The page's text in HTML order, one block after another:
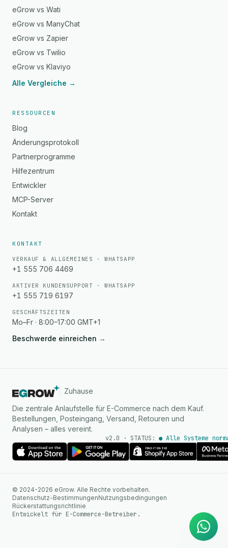
eGrow vs Wati
eGrow vs ManyChat
eGrow vs Zapier
eGrow vs Twilio
eGrow vs Klaviyo
Alle Vergleiche →
RESSOURCEN
Blog
Änderungsprotokoll
Partnerprogramme
Hilfezentrum
Entwickler
MCP-Server
Kontakt
KONTAKT
VERKAUF & ALLGEMEINES · WHATSAPP
+1 555 706 4469
AKTIVER KUNDENSUPPORT · WHATSAPP
+1 555 719 6197
GESCHÄFTSZEITEN
Mo–Fr · 8:00–17:00 GMT+1
Beschwerde einreichen →
Zuhause
Die zentrale Anlaufstelle für E-Commerce nach dem Kauf.
Bestellungen, Posteingang, Versand, Retouren und
Analysen – alles vereint.
v2.0 · STATUS: ● Alle Systeme
© 2024-2026 eGrow. Alle Rechte vorbehalten.
Datenschutz-BestimmungenNutzungsbedingungen
Rückerstattungsrichtlinie
Entwickelt für E-Commerce-Betreiber.
Sofortige Antworten auf
WhatsApp